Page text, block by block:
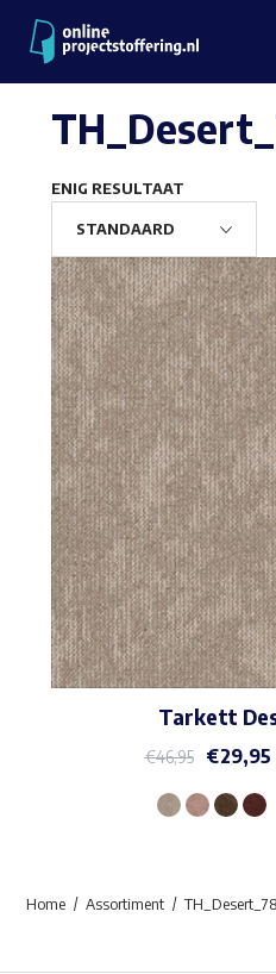
ENIG RESULTAAT
Tarkett
€46,95 €29,95
Dit
Home Assortiment